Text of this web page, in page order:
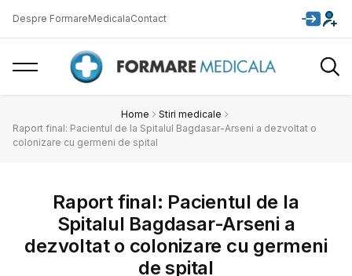
Despre FormareMedicalaContact
Home
Stiri medicale
Raport final: Pacientul de la Spitalul Bagdasar-Arseni a dezvoltat o
colonizare cu germeni de spital
Raport final: Pacientul de la
Spitalul Bagdasar-Arseni a
dezvoltat o colonizare cu germeni
de spital